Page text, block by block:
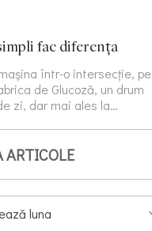
fac diferența
într-o intersecție, pe
de Glucoză, un drum
zi, dar mai ales la…
ARTICOLE